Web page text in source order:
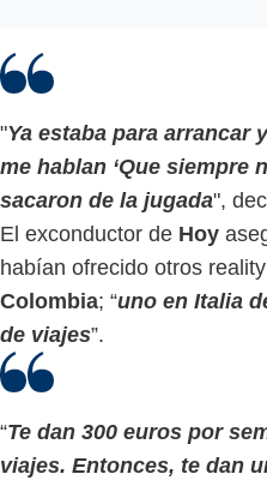
"Ya estaba para arrancar
me hablan ‘Que siempre
sacaron de la jugada",
El exconductor de Hoy
habían ofrecido otros
Colombia; “uno en Italia
de viajes”.
“Te dan 300 euros por
viajes. Entonces, te dan